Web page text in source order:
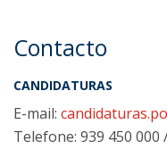
Contacto
CANDIDATURAS
E-mail:
Telefone: 939 450 000